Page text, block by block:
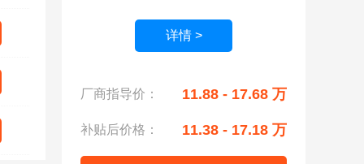
详情 >
厂商指导价： 11.88 - 17.68 万
补贴后价格： 11.38 - 17.18 万